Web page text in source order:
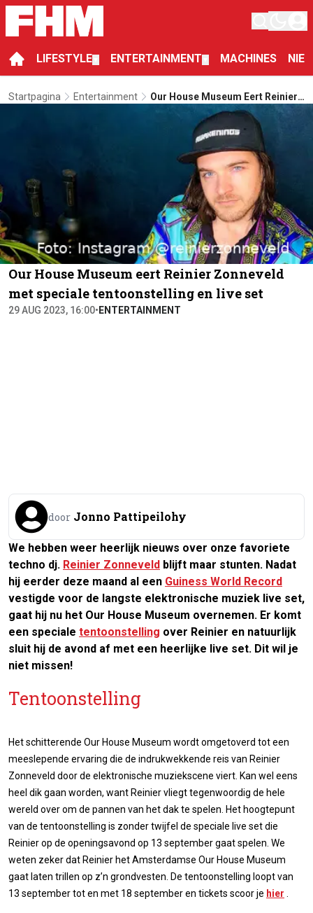
LIFESTYLE ENTERTAINMENT MACHINES
Startpagina Entertainment
Our House Museum Eert Reinier
Zonneveld Met Speciale
Tentoonstelling En Live Set
Our House Museum eert Reinier Zonneveld
met speciale tentoonstelling en live set
29 AUG 2023, 16:00• ENTERTAINMENT
door Jonno Pattipeilohy
We hebben weer heerlijk nieuws over onze favoriete
techno dj. Reinier Zonneveld blijft maar stunten. Nadat
hij eerder deze maand al een Guiness World Record
vestigde voor de langste elektronische muziek live set,
gaat hij nu het Our House Museum overnemen. Er komt
een speciale tentoonstelling over Reinier en natuurlijk
sluit hij de avond af met een heerlijke live set. Dit wil je
niet missen!
Tentoonstelling
Het schitterende Our House Museum wordt omgetoverd tot een
meeslepende ervaring die de indrukwekkende reis van Reinier
Zonneveld door de elektronische muziekscene viert. Kan wel eens
heel dik gaan worden, want Reinier vliegt tegenwoordig de hele
wereld over om de pannen van het dak te spelen. Het hoogtepunt
van de tentoonstelling is zonder twijfel de speciale live set die
Reinier op de openingsavond op 13 september gaat spelen. We
weten zeker dat Reinier het Amsterdamse Our House Museum
gaat laten trillen op z’n grondvesten. De tentoonstelling loopt van
13 september tot en met 18 september en tickets scoor je hier